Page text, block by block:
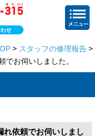
せ
> スタッフの修理報告 >
でお伺いしました。
れ依頼でお伺いしまし